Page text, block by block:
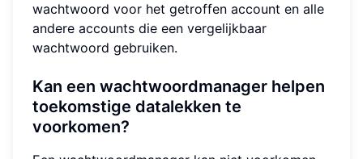
wachtwoord voor het getroffen account en alle
andere accounts die een vergelijkbaar
wachtwoord gebruiken.
Kan een wachtwoordmanager helpen
toekomstige datalekken te
voorkomen?